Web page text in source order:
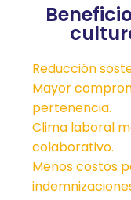
Reducción
Mayor
pertenencia.
Clima laboral
colaborativo.
Menos costos